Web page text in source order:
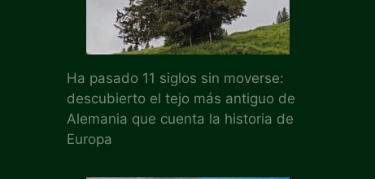
Ha pasado 11 siglos sin moverse:
descubierto el tejo más antiguo de
Alemania que cuenta la historia de
Europa